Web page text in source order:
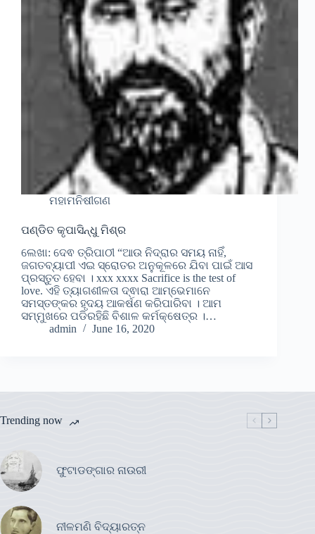
ମହାମନିଷୀଗଣ
ପଣ୍ଡିତ କୃପାସିନ୍ଧୁ ମିଶ୍ର
ଲେଖା: ଦେଵ ତ୍ରିପାଠୀ “ଆଉ ନିଦ୍ରାର ସମୟ ନାହିଁ,
ଜଗତବ୍ୟାପୀ ଏଇ ସ୍ରୋତର ଅନୁକୂଳରେ ଯିବା ପାଇଁ ଆସ
ପ୍ରସ୍ତୁତ ହେବା । xxx xxxx Sacrifice is the test of
love. ଏହି ତ୍ୟାଗଶୀଳତା ଦ୍ଵାରା ଆମ୍ଭେମାନେ
ସମସ୍ତଙ୍କର ହୃଦୟ ଆକର୍ଷଣ କରିପାରିବା । ଆମ
ସମ୍ମୁଖରେ ପଡିରହିଛି ବିଶାଳ କର୍ମକ୍ଷେତ୍ର ।…
admin
June 16, 2020
Trending now
ଫୁଟାଡଙ୍ଗାର ନାଉରୀ
ନୀଳମଣି ବିଦ୍ୟାରତ୍ନ